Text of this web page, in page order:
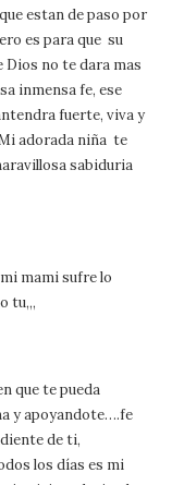
estan de paso por
es para que su
Dios no te dara mas
inmensa fe, ese
fuerte, viva y
adorada niña te
sabiduria
mami sufre lo
tu,,,
que te pueda
y apoyandote….fe
de ti,
los días es mi